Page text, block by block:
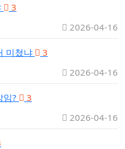
3
2026-04-16
미쳤냐
3
2026-04-16
임?
3
2026-04-16